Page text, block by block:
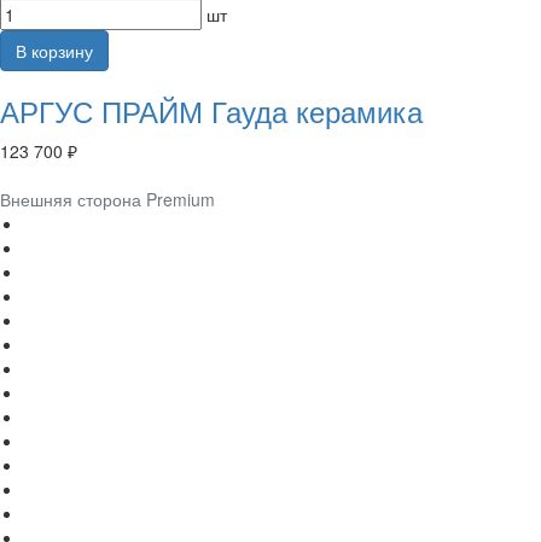
шт
В корзину
АРГУС ПРАЙМ Гауда керамика
123 700 ₽
Внешняя сторона Premium